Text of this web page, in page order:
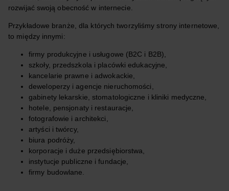
rozwijać swoją obecność w internecie.
Przykładowe branże, dla których tworzyliśmy strony internetowe,
to między innymi:
firmy produkcyjne i usługowe (B2C i B2B),
szkoły, przedszkola i placówki edukacyjne,
kancelarie prawne i adwokackie,
deweloperzy i agencje nieruchomości,
gabinety lekarskie, stomatologiczne i kliniki medyczne,
hotele, pensjonaty i restauracje,
fotografowie i architekci,
artyści i twórcy,
biura podróży,
korporacje i duże przedsiębiorstwa,
instytucje publiczne i fundacje,
firmy budowlane.